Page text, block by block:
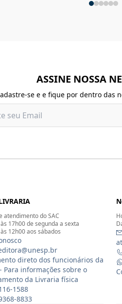
ASSINE NOSSA
se e e fique por dentro das
atendimento do SAC
17h00 de segunda a sexta
12h00 aos sábados
direto dos funcionários da
Para informações sobre o
da Livraria física
1588
8833